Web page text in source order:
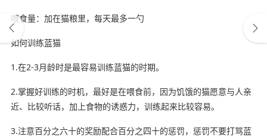
喂食量：加在猫粮里，每天最多一勺
如何训练蓝猫
1.在2-3月龄时是最容易训练蓝猫的时期。
2.掌握好训练的时机，最好是在喂食前，因为饥饿的猫愿意与人亲
近、比较听话，加上食物的诱惑力，训练起来比较容易。
3.注意百分之六十的奖励配合百分之四十的惩罚，惩罚不要打骂蓝